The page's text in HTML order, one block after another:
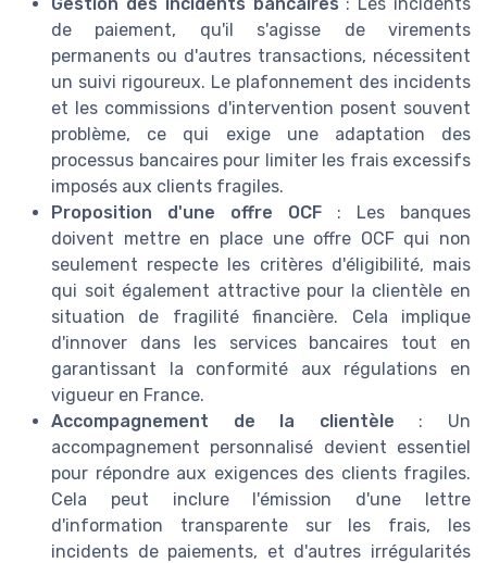
de paiement, qu'il s'agisse de virements
permanents ou d'autres transactions, nécessitent
un suivi rigoureux. Le plafonnement des incidents
et les commissions d'intervention posent souvent
problème, ce qui exige une adaptation des
processus bancaires pour limiter les frais excessifs
imposés aux clients fragiles.
Proposition d'une offre OCF : Les banques
doivent mettre en place une offre OCF qui non
seulement respecte les critères d'éligibilité, mais
qui soit également attractive pour la clientèle en
situation de fragilité financière. Cela implique
d'innover dans les services bancaires tout en
garantissant la conformité aux régulations en
vigueur en France.
Accompagnement de la clientèle : Un
accompagnement personnalisé devient essentiel
pour répondre aux exigences des clients fragiles.
Cela peut inclure l'émission d'une lettre
d'information transparente sur les frais, les
incidents de paiements, et d'autres irrégularités